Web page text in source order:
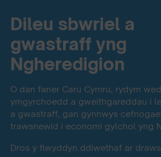
Dileu sbwriel a
gwastraff yng
Ngheredigion
O dan faner Caru Cymru, rydym
ymgyrchoedd a gweithgareddau i
a gwastraff, gan gynnwys
trawsnewid i economi gylchol yng
Dros y flwyddyn ddiwethaf ar